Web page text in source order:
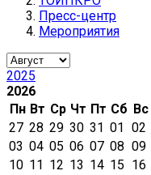
Пресс-центр
Мероприятия
2025
2026
Пн Вт Ср Чт Пт Сб Вс
27 28 29 30 31 01 02
03 04 05 06 07 08 09
10 11 12 13 14 15 16